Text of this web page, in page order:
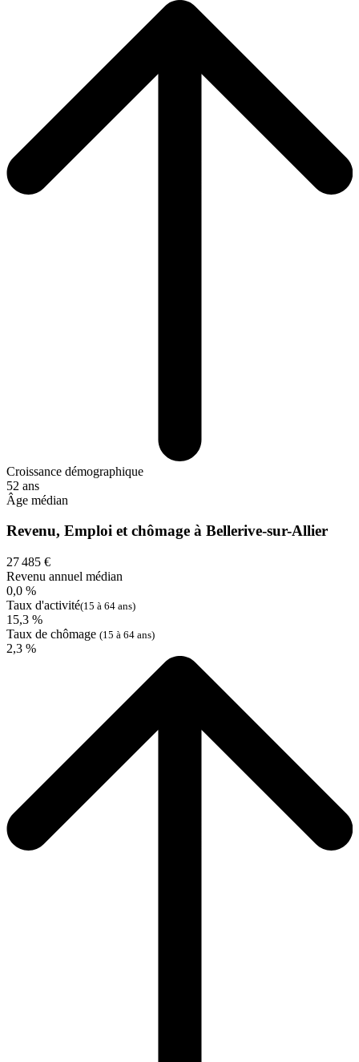
Croissance démographique
52 ans
Âge médian
Revenu, Emploi et chômage à Bellerive-sur-Allier
27 485 €
Revenu annuel médian
0,0 %
Taux d'activité(15 à 64 ans)
15,3 %
Taux de chômage (15 à 64 ans)
2,3 %